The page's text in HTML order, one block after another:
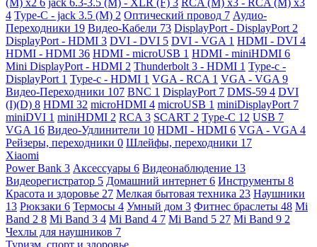
4 Type-C - jack 3.5 (M) 2 Оптический провод 7 Аудио-
Переходники 19 Видео-Кабели 73 DisplayPort - DisplayPort 2
DisplayPort - HDMI 3 DVI - DVI 5 DVI - VGA 1 HDMI - DVI 4
HDMI - HDMI 36 HDMI - microUSB 1 HDMI - miniHDMI 6
Mini DisplayPort - HDMI 2 Thunderbolt 3 - HDMI 1 Type-c -
DisplayPort 1 Type-c - HDMI 1 VGA - RCA 1 VGA - VGA 9
Видео-Переходники 107 BNC 1 DisplayPort 7 DMS-59 4 DVI
(I)(D) 8 HDMI 32 microHDMI 4 microUSB 1 miniDisplayPort 7
miniDVI 1 miniHDMI 2 RCA 3 SCART 2 Type-C 12 USB 7
VGA 16 Видео-Удлинители 10 HDMI - HDMI 6 VGA - VGA 4
Рейзеры, переходники 0 Шлейфы, переходники 17
Xiaomi
Power Bank 3 Аксессуары 6 Видеонаблюдение 13
Видеорегистратор 5 Домашний интернет 6 Инструменты 8
Красота и здоровье 27 Мелкая бытовая техника 23 Наушники
13 Рюкзаки 6 Термосы 4 Умный дом 3 Фитнес браслеты 48 Mi
Band 2 8 Mi Band 3 4 Mi Band 4 7 Mi Band 5 27 Mi Band 9 2
Чехлы для наушников 7
Туризм, спорт и здоровье